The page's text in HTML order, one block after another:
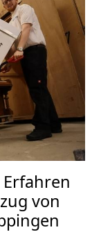
von